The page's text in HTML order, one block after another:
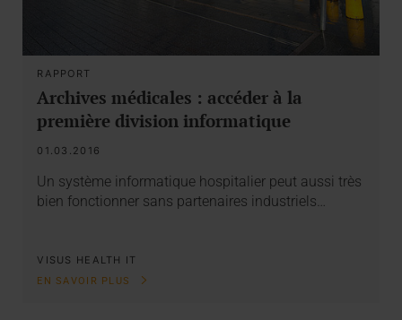
RAPPORT
Archives médicales : accéder à la
première division informatique
01.03.2016
Un système informatique hospitalier peut aussi très
bien fonctionner sans partenaires industriels…
VISUS HEALTH IT
EN SAVOIR PLUS